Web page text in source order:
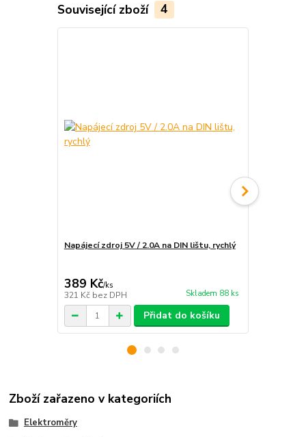
Související zboží 4
Napájecí zdroj 5V / 2.0A na DIN lištu, rychlý
389 Kč/ks
321 Kč bez DPH Skladem 88 ks
Přidat do košíku
Zboží zařazeno v kategoriích
Elektroměry